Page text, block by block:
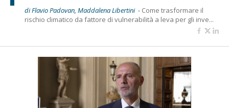
di Flavio Padovan, Maddalena Libertini - Come trasformare il
rischio climatico da fattore di vulnerabilità a leva per gli inve...